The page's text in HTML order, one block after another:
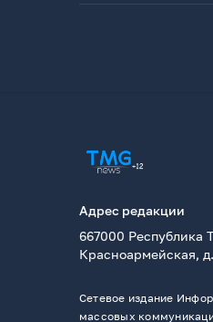
Адрес редакции
667000 Республика
Красноармейская,
Сетевое издание
массовых